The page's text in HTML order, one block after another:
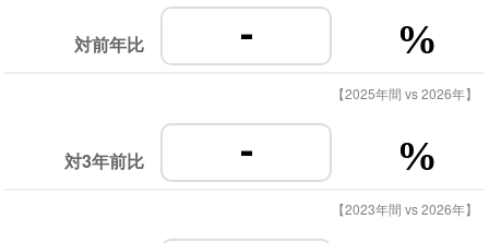
対前年比 - %
【2025年間 vs 2026年】
対3年前比 - %
【2023年間 vs 2026年】